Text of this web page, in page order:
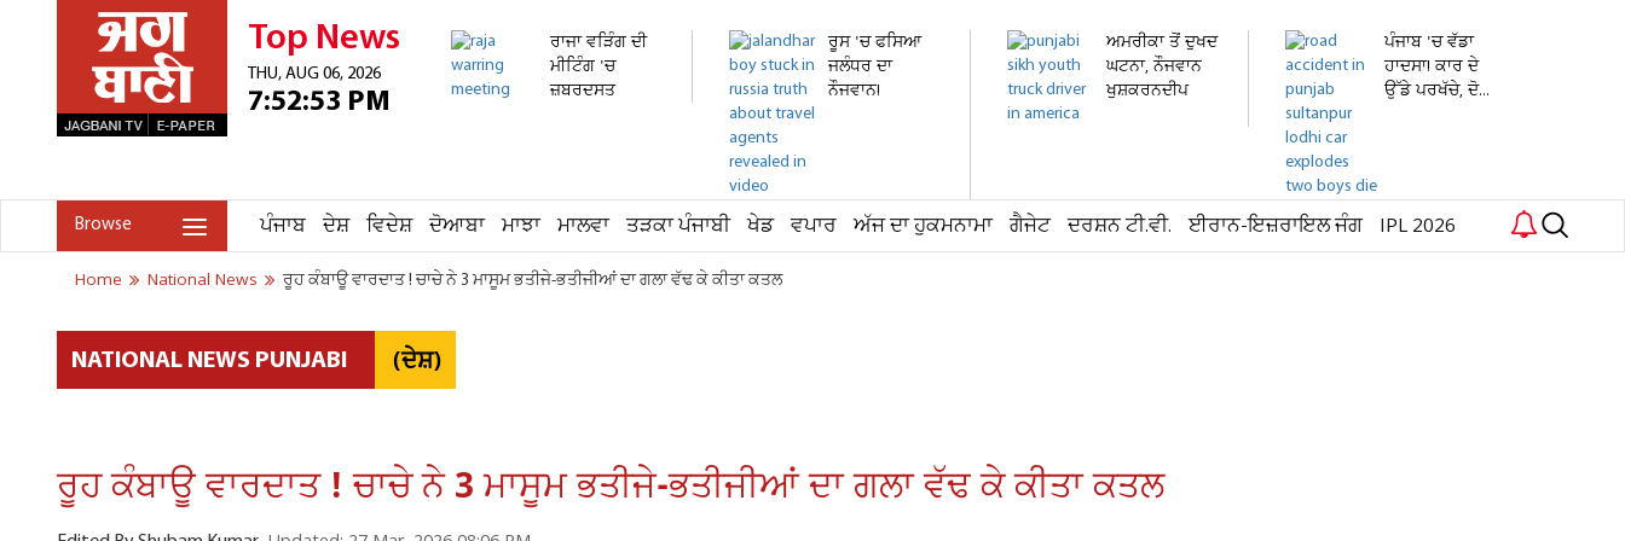
Top News
THU, AUG 06, 2026
7:52:53 PM
ਰਾਜਾ ਵੜਿੰਗ ਦੀ
ਮੀਟਿੰਗ 'ਚ
ਜ਼ਬਰਦਸਤ
ਰੂਸ 'ਚ ਫਸਿਆ
ਜਲੰਧਰ ਦਾ
ਨੌਜਵਾਨ!
ਅਮਰੀਕਾ ਤੋਂ ਦੁਖਦ
ਘਟਨਾ, ਨੌਜਵਾਨ
ਖੁਸ਼ਕਰਨਦੀਪ
ਪੰਜਾਬ 'ਚ ਵੱਡਾ
ਹਾਦਸਾ! ਕਾਰ ਦੇ
ਉੱਡੇ ਪਰਖੱਚੇ, ਦੋ...
Browse ਪੰਜਾਬ ਦੇਸ਼ ਵਿਦੇਸ਼ ਦੋਆਬਾ ਮਾਝਾ ਮਾਲਵਾ ਤੜਕਾ ਪੰਜਾਬੀ ਖੇਡ ਵਪਾਰ ਅੱਜ ਦਾ ਹੁਕਮਨਾਮਾ ਗੈਜੇਟ ਦਰਸ਼ਨ ਟੀ.ਵੀ. ਈਰਾਨ-ਇਜ਼ਰਾਇਲ ਜੰਗ IPL 2026
Home National News ਰੂਹ ਕੰਬਾਊ ਵਾਰਦਾਤ ! ਚਾਚੇ ਨੇ 3 ਮਾਸੂਮ ਭਤੀਜੇ-ਭਤੀਜੀਆਂ ਦਾ ਗਲਾ ਵੱਢ ਕੇ ਕੀਤਾ ਕਤਲ
NATIONAL NEWS PUNJABI (ਦੇਸ਼)
ਰੂਹ ਕੰਬਾਊ ਵਾਰਦਾਤ ! ਚਾਚੇ ਨੇ 3 ਮਾਸੂਮ ਭਤੀਜੇ-ਭਤੀਜੀਆਂ ਦਾ ਗਲਾ ਵੱਢ ਕੇ ਕੀਤਾ ਕਤਲ